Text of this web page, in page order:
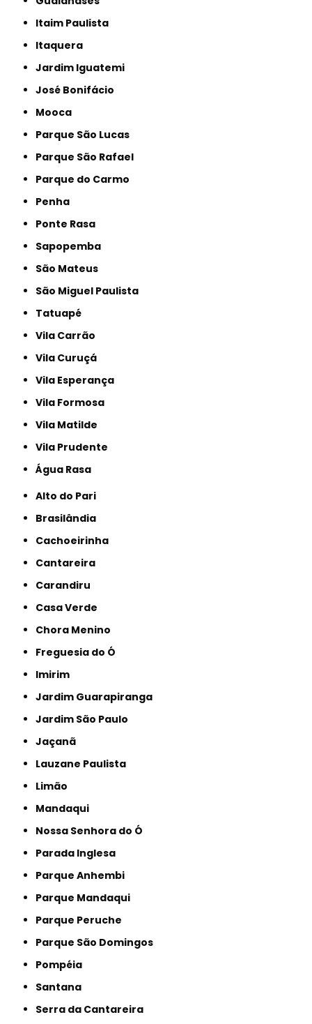
Itaim Paulista
Itaquera
Jardim Iguatemi
José Bonifácio
Mooca
Parque São Lucas
Parque São Rafael
Parque do Carmo
Penha
Ponte Rasa
Sapopemba
São Mateus
São Miguel Paulista
Tatuapé
Vila Carrão
Vila Curuçá
Vila Esperança
Vila Formosa
Vila Matilde
Vila Prudente
Água Rasa
Alto do Pari
Brasilândia
Cachoeirinha
Cantareira
Carandiru
Casa Verde
Chora Menino
Freguesia do Ó
Imirim
Jardim Guarapiranga
Jardim São Paulo
Jaçanã
Lauzane Paulista
Limão
Mandaqui
Nossa Senhora do Ó
Parada Inglesa
Parque Anhembi
Parque Mandaqui
Parque Peruche
Parque São Domingos
Pompéia
Santana
Serra da Cantareira